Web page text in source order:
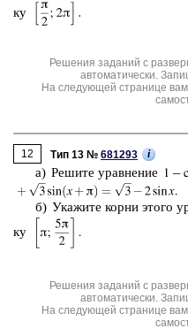
ку
Решения заданий с
автоматически.
На следующей странице
12 Тип 13 № 681293 i
а) Ре­ши­те урав­не­ние
б) Ука­жи­те корни этого
ку
Решения заданий с
автоматически.
На следующей странице